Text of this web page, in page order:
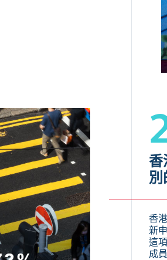
香
別
香
新
這
成